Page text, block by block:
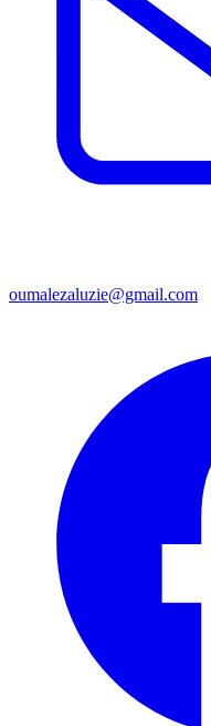
oumalezaluzie@gmail.com